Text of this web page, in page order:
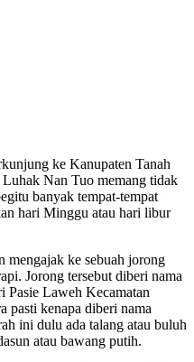
ke Kanupaten Tanah
Nan Tuo memang tidak
banyak tempat-tempat
hari Minggu atau hari libur
mengajak ke sebuah jorong
Jorong tersebut diberi nama
Pasie Laweh Kecamatan
pasti kenapa diberi nama
ini dulu ada talang atau buluh
atau bawang putih.